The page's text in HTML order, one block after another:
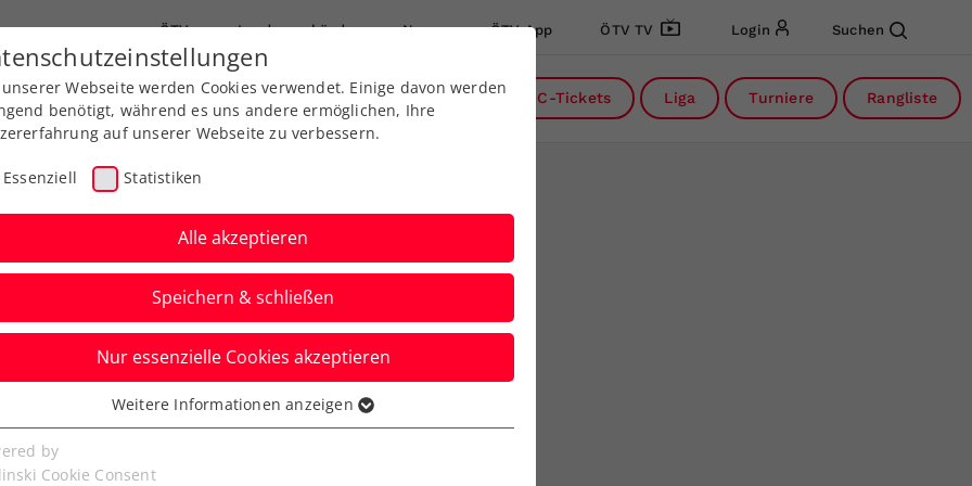
ÖTV Landesverbände News ÖTV App ÖTV TV Login Suchen
Ausbildungen Services Über uns DC-Tickets Liga Turniere Rangliste
in KURIER Austria
gegen Japan nach
Webseite werden Cookies verwendet. Einige davon werden
benötigt, während es uns andere ermöglichen, Ihre
auf unserer Webseite zu verbessern.
Essenziell Statistiken
Alle akzeptieren
Speichern & schließen
Nur essenzielle Cookies akzeptieren
Cookies werden für grundlegende Funktionen der
benötigt. Dadurch ist gewährleistet, dass die Webseite
Weitere Informationen anzeigen
by
Cookie Consent